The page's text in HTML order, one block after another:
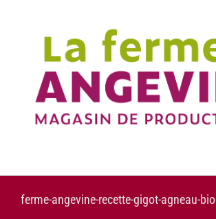
ferme-angevine-recette-gigot-agneau-bio